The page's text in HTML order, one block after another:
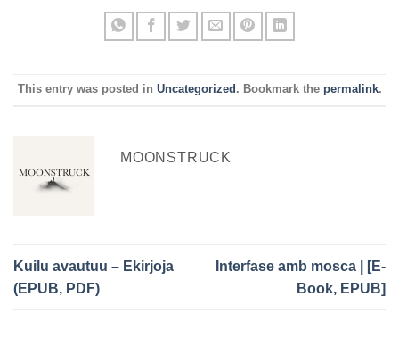
This entry was posted in Uncategorized . Bookmark the permalink.
MOONSTRUCK
Kuilu avautuu – Ekirjoja
(EPUB, PDF)
Interfase amb mosca | [E-
Book, EPUB]